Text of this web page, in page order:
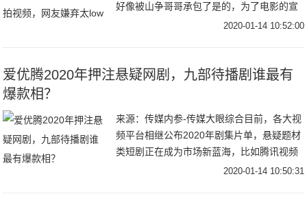
好像被山争哥哥承包了是的，为了电影的宣
传，徐峥都到抖音营业了，和很多抖音头部
2020-01-14 10:52:00
爱优腾2020年押注悬疑网剧，九部待播剧谁最有
爆款相？
来源：传媒内参-传媒大眼综合目前，各大视
频平台相继公布2020年剧集片单，悬疑题材
类短剧正在成为市场新蓝海，比如腾讯视频
V视界大会公布了一部体量较小、仅16集的
2020-01-14 10:50:31